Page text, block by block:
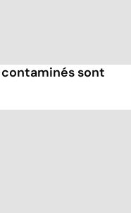
contaminés sont